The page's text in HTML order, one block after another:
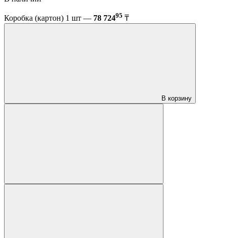
Коробка (картон) 1 шт — 78 72495 ₸
В корзину